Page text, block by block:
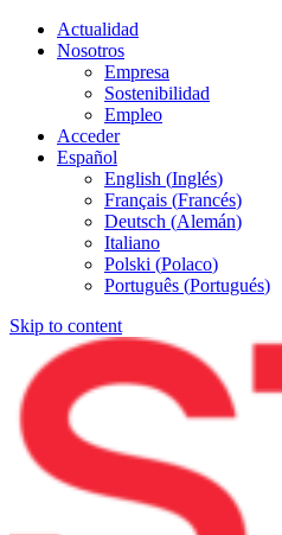
Actualidad
Nosotros
Empresa
Sostenibilidad
Empleo
Acceder
Español
English (Inglés)
Français (Francés)
Deutsch (Alemán)
Italiano
Polski (Polaco)
Português (Portugués)
Skip to content